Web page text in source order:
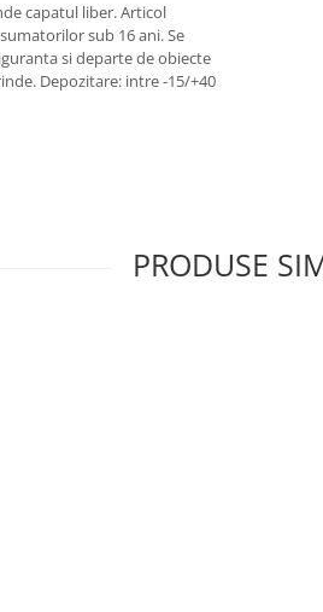
capatul liber. Articol
sub 16 ani. Se
si departe de obiecte
Depozitare: intre -15/+40
PRODUSE